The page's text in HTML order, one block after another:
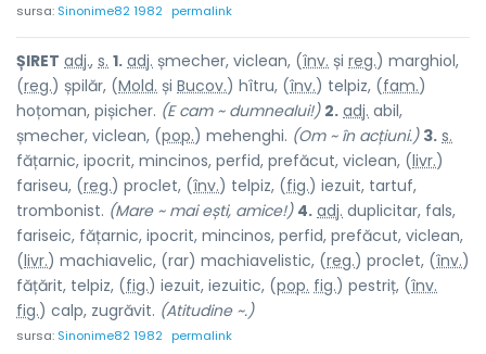
sursa: Sinonime82 1982 permalink
ȘIRET adj., s. 1. adj. șmecher, viclean, (înv. și reg.) marghiol,
(reg.) șpilăr, (Mold. și Bucov.) hîtru, (înv.) telpiz, (fam.)
hoțoman, pișicher. (E cam ~ dumnealui!) 2. adj. abil,
șmecher, viclean, (pop.) mehenghi. (Om ~ în acțiuni.) 3. s.
fățarnic, ipocrit, mincinos, perfid, prefăcut, viclean, (livr.)
fariseu, (reg.) proclet, (înv.) telpiz, (fig.) iezuit, tartuf,
trombonist. (Mare ~ mai ești, amice!) 4. adj. duplicitar, fals,
fariseic, fățarnic, ipocrit, mincinos, perfid, prefăcut, viclean,
(livr.) machiavelic, (rar) machiavelistic, (reg.) proclet, (înv.)
fățărit, telpiz, (fig.) iezuit, iezuitic, (pop. fig.) pestriț, (înv.
fig.) calp, zugrăvit. (Atitudine ~.)
sursa: Sinonime82 1982 permalink